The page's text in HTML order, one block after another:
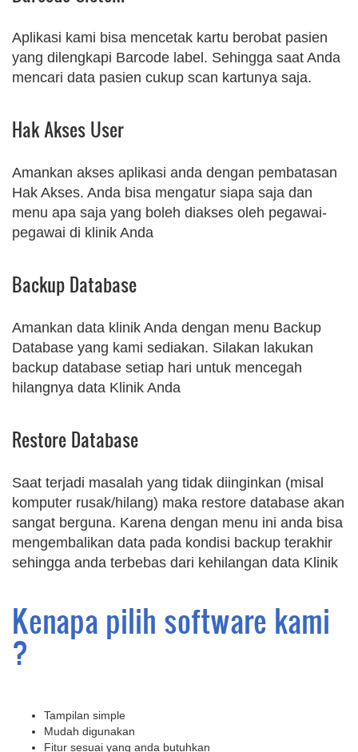
Aplikasi kami bisa mencetak kartu berobat pasien
yang dilengkapi Barcode label. Sehingga saat Anda
mencari data pasien cukup scan kartunya saja.
Hak Akses User
Amankan akses aplikasi anda dengan pembatasan
Hak Akses. Anda bisa mengatur siapa saja dan
menu apa saja yang boleh diakses oleh pegawai-
pegawai di klinik Anda
Backup Database
Amankan data klinik Anda dengan menu Backup
Database yang kami sediakan. Silakan lakukan
backup database setiap hari untuk mencegah
hilangnya data Klinik Anda
Restore Database
Saat terjadi masalah yang tidak diinginkan (misal
komputer rusak/hilang) maka restore database akan
sangat berguna. Karena dengan menu ini anda bisa
mengembalikan data pada kondisi backup terakhir
sehingga anda terbebas dari kehilangan data Klinik
Kenapa pilih software kami
?
Tampilan simple
Mudah digunakan
Fitur sesuai yang anda butuhkan